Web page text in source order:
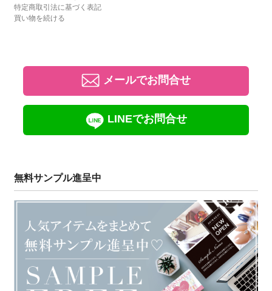
特定商取引法に基づく表記
買い物を続ける
メールでお問合せ
LINEでお問合せ
無料サンプル進呈中